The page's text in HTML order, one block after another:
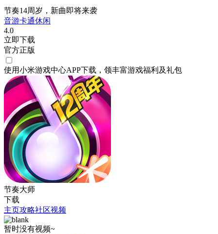
节奏14周岁，新曲即将来袭
音游卡通休闲
4.0
立即下载
官方正版
使用小米游戏中心APP下载 ，领丰富游戏福利 及礼包
节奏大师
下载
主页攻略社区视频
暂时没有视频~